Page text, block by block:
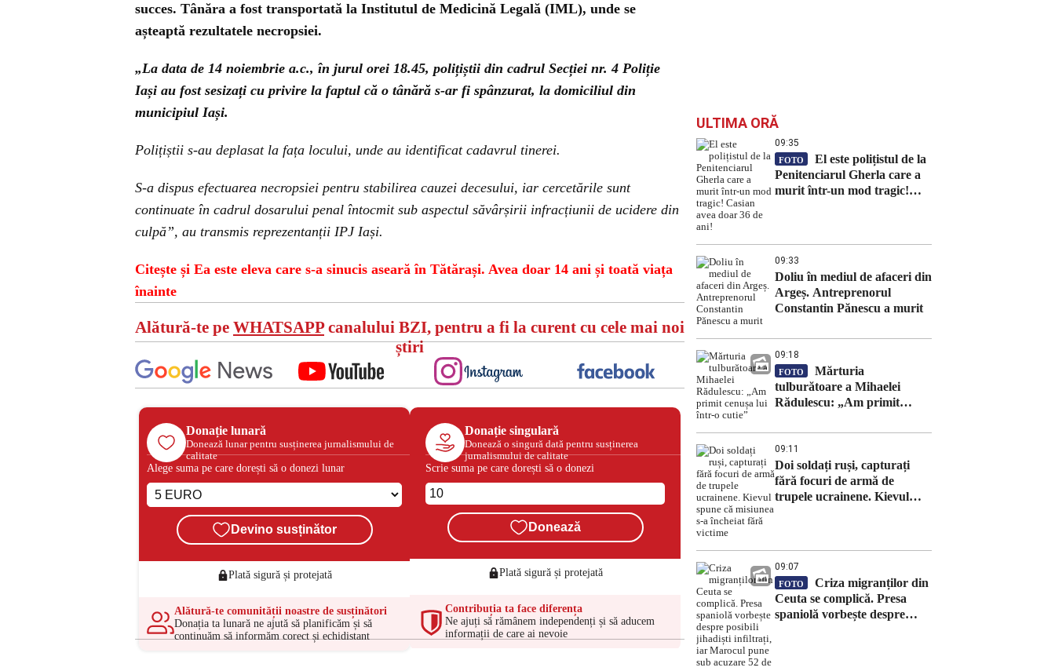
succes. Tânăra a fost transportată la Institutul de Medicină Legală (IML), unde se
așteaptă rezultatele necropsiei.
„La data de 14 noiembrie a.c., în jurul orei 18.45, polițiștii din cadrul Secției nr. 4 Poliție
Iași au fost sesizați cu privire la faptul că o tânără s-ar fi spânzurat, la domiciliul din
municipiul Iași.
Polițiștii s-au deplasat la fața locului, unde au identificat cadavrul tinerei.
S-a dispus efectuarea necropsiei pentru stabilirea cauzei decesului, iar cercetările sunt
continuate în cadrul dosarului penal întocmit sub aspectul săvârșirii infracțiunii de ucidere din
culpă”, au transmis reprezentanții IPJ Iași.
Citește și Ea este eleva care s-a sinucis aseară în Tătărași. Avea doar 14 ani și toată viața
înainte
Alătură-te pe WHATSAPPcanalului BZI, pentru a fi la curent cu cele mai noi
știri
Donație lunară
Donează lunar pentru susținerea jurnalismului de
calitate
Alege suma pe care dorești să o donezi lunar
Devino susținător
Plată sigură și protejată
Alătură-te comunității noastre de susținători
Donația ta lunară ne ajută să planificăm și să
continuăm să informăm corect și echidistant
Donație singulară
Donează o singură dată pentru susținerea
jurnalismului de calitate
Scrie suma pe care dorești să o donezi
Donează
Plată sigură și protejată
Contribuția ta face diferența
Ne ajuți să rămânem independenți și să aducem
informații de care ai nevoie
ULTIMA ORĂ
09:35
FOTO
El este polițistul de la
Penitenciarul Gherla care a
murit într-un mod tragic!
09:33
Doliu în mediul de afaceri din
Argeș. Antreprenorul
Constantin Pănescu a murit
09:18
FOTO
Mărturia
tulburătoare a Mihaelei
Rădulescu: „Am primit
09:11
Doi soldați ruși, capturați
fără focuri de armă de
trupele ucrainene. Kievul
09:07
FOTO
Criza migranților din
Ceuta se complică. Presa
spaniolă vorbește despre